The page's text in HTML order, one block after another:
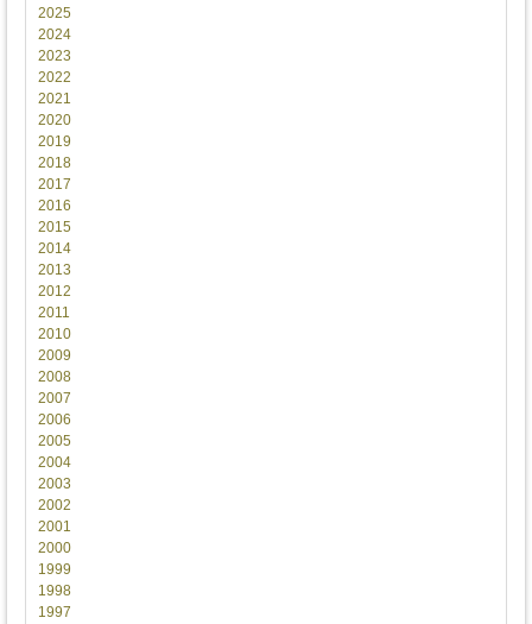
2025
2024
2023
2022
2021
2020
2019
2018
2017
2016
2015
2014
2013
2012
2011
2010
2009
2008
2007
2006
2005
2004
2003
2002
2001
2000
1999
1998
1997